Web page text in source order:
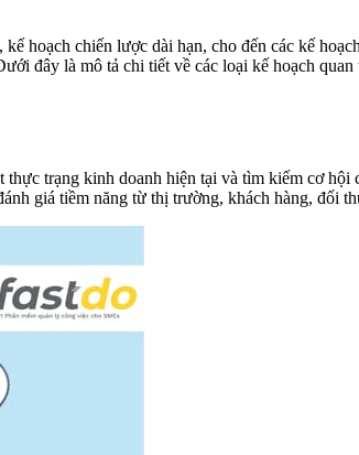
hoạch chiến lược dài hạn, cho đến các kế
đây là mô tả chi tiết về các loại kế hoạch
trạng kinh doanh hiện tại và tìm kiếm cơ
giá tiềm năng từ thị trường, khách hàng, đối